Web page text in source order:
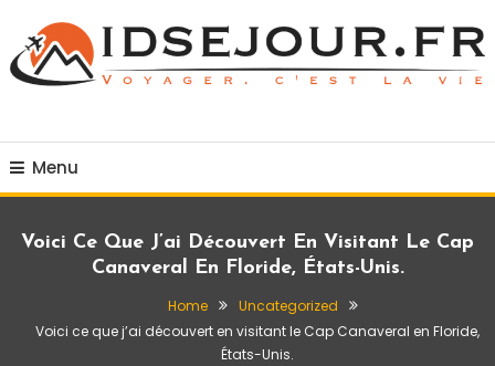
Content
Menu
Voici Ce Que J’ai Découvert En Visitant Le Cap
Canaveral En Floride, États-Unis.
Home
Uncategorized
Voici ce que j’ai découvert en visitant le Cap Canaveral en Floride,
États-Unis.